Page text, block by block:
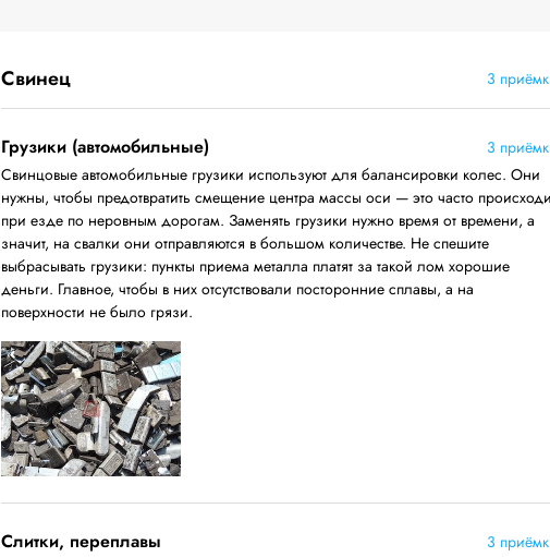
Свинец 3
Грузики (автомобильные)
3
Свинцовые автомобильные грузики используют для балансировки колес. Они
нужны, чтобы предотвратить смещение центра массы оси — это часто
при езде по неровным дорогам. Заменять грузики нужно время от времени, а
значит, на свалки они отправляются в большом количестве. Не спешите
выбрасывать грузики: пункты приема металла платят за такой лом хорошие
деньги. Главное, чтобы в них отсутствовали посторонние сплавы, а на
поверхности не было грязи.
Слитки, переплавы
3